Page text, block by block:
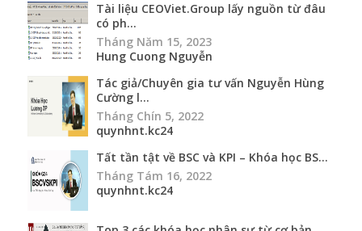
Tài liệu CEOViet.Group lấy nguồn từ đâu
có ph...
Tháng Năm 15, 2023
Hung Cuong Nguyễn
Tác giả/Chuyên gia tư vấn Nguyễn Hùng
Cường l...
Tháng Chín 5, 2022
quynhnt.kc24
Tất tần tật về BSC và KPI – Khóa học BS...
Tháng Tám 16, 2022
quynhnt.kc24